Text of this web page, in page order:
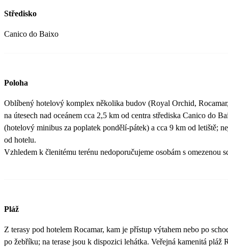
Středisko
Canico do Baixo
Poloha
Oblíbený hotelový komplex několika budov (Royal Orchid,
na útesech nad oceánem cca 2,5 km od centra střediska Canico do
(hotelový minibus za poplatek pondělí-pátek) a cca 9 km od letiště;
od hotelu.
Vzhledem k členitému terénu nedoporučujeme osobám s omezenou
Pláž
Z terasy pod hotelem Rocamar, kam je přístup výtahem nebo po
po žebříku; na terase jsou k dispozici lehátka. Veřejná kamenitá pláž